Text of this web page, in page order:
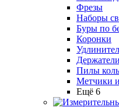
Фрезы
Наборы
Буры по
Коронки
Пилы
Метчики
Ещё 6